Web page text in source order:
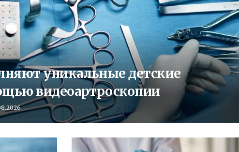
уникальные детские
видеоартроскопии